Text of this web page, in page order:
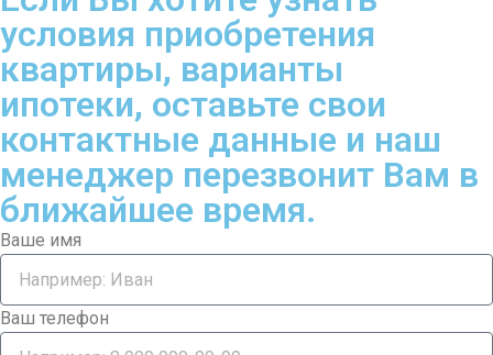
условия приобретения
квартиры, варианты
ипотеки, оставьте свои
контактные данные и наш
менеджер перезвонит Вам в
ближайшее время.
Ваше имя
Ваш телефон